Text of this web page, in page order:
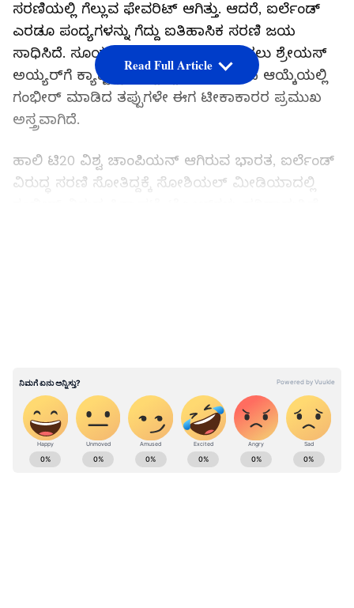
ಸರಣಿಯಲ್ಲಿ ಗೆಲ್ಲುವ ಫೇವರಿಟ್ ಆಗಿತ್ತು. ಆದರೆ, ಐರ್ಲೆಂಡ್
ಎರಡೂ ಪಂದ್ಯಗಳನ್ನು ಗೆದ್ದು ಐತಿಹಾಸಿಕ ಸರಣಿ ಜಯ
ಸಾಧಿಸಿದೆ. ಸೂರ್ಯಕುಮಾರ್ ಯಾದವ್ ಬದಲು ಶ್ರೇಯಸ್
ಅಯ್ಯರ್‌ಗೆ ಕ್ಯಾಪ್ಟನ್ಸಿ ಕೊಟ್ಟಿದ್ದು ಮತ್ತು ತಂಡದ ಆಯ್ಕೆಯಲ್ಲಿ
ಗಂಭೀರ್ ಮಾಡಿದ ತಪ್ಪುಗಳೇ ಈಗ ಟೀಕಾಕಾರರ ಪ್ರಮುಖ
ಅಸ್ತ್ರವಾಗಿದೆ.
ಹಾಲಿ ಟಿ20 ವಿಶ್ವ ಚಾಂಪಿಯನ್ ಆಗಿರುವ ಭಾರತ, ಐರ್ಲೆಂಡ್
ವಿರುದ್ಧ ಸರಣಿ ಸೋತಿದ್ದಕ್ಕೆ ಸೋಶಿಯಲ್ ಮೀಡಿಯಾದಲ್ಲಿ
ಆಟಗಾರರನ್ನು ಇಟ್ಟುಕೊಂಡು ಐರ್ಲೆಂಡ್‌ನಲ್ಲಿ ಈ ರೀತಿ
ಫಲಿತಾಂಶ ತರಲು ನಿಜಕ್ಕೂ ಅಸಾಧಾರಣ ಕೌಶಲ್ಯ ಬೇಕು'
ಎಂದು ಐಸ್‌ಲ್ಯಾಂಡ್ ಕ್ರಿಕೆಟ್ ಟ್ವೀಟ್ ಮಾಡಿದೆ.
Read Full Article
ABOUT THE AUTHOR